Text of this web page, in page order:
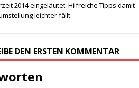
2014 eingeläutet: Hilfreiche Tipps damit
leichter fällt
DEN ERSTEN KOMMENTAR